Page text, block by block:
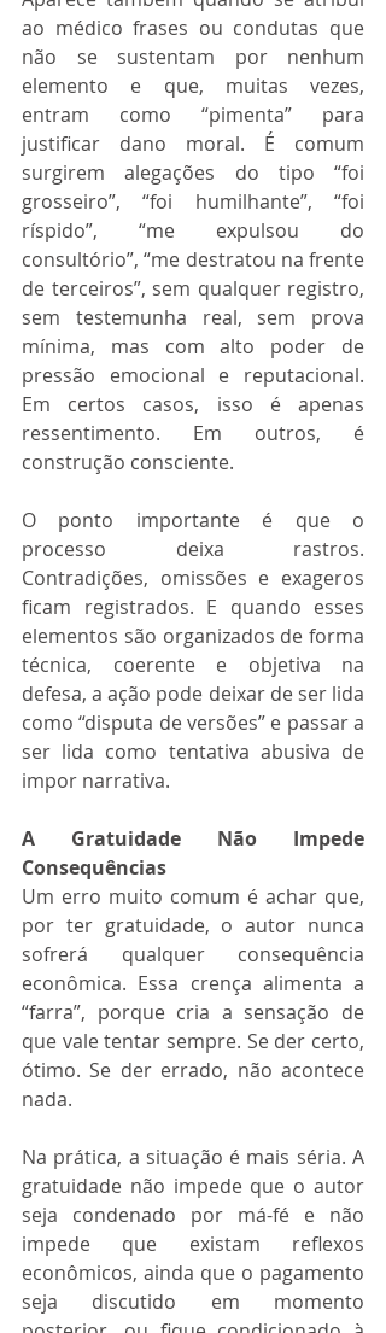
ao médico frases ou condutas que
não se sustentam por nenhum
elemento e que, muitas vezes,
entram como “pimenta” para
justificar dano moral. É comum
surgirem alegações do tipo “foi
grosseiro”, “foi humilhante”, “foi
ríspido”, “me expulsou do
consultório”, “me destratou na frente
de terceiros”, sem qualquer registro,
sem testemunha real, sem prova
mínima, mas com alto poder de
pressão emocional e reputacional.
Em certos casos, isso é apenas
ressentimento. Em outros, é
construção consciente.
O ponto importante é que o
processo deixa rastros.
Contradições, omissões e exageros
ficam registrados. E quando esses
elementos são organizados de forma
técnica, coerente e objetiva na
defesa, a ação pode deixar de ser lida
como “disputa de versões” e passar a
ser lida como tentativa abusiva de
impor narrativa.
A Gratuidade Não Impede
Consequências
Um erro muito comum é achar que,
por ter gratuidade, o autor nunca
sofrerá qualquer consequência
econômica. Essa crença alimenta a
“farra”, porque cria a sensação de
que vale tentar sempre. Se der certo,
ótimo. Se der errado, não acontece
nada.
Na prática, a situação é mais séria. A
gratuidade não impede que o autor
seja condenado por má-fé e não
impede que existam reflexos
econômicos, ainda que o pagamento
seja discutido em momento